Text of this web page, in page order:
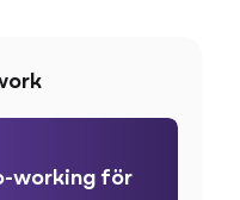
working för